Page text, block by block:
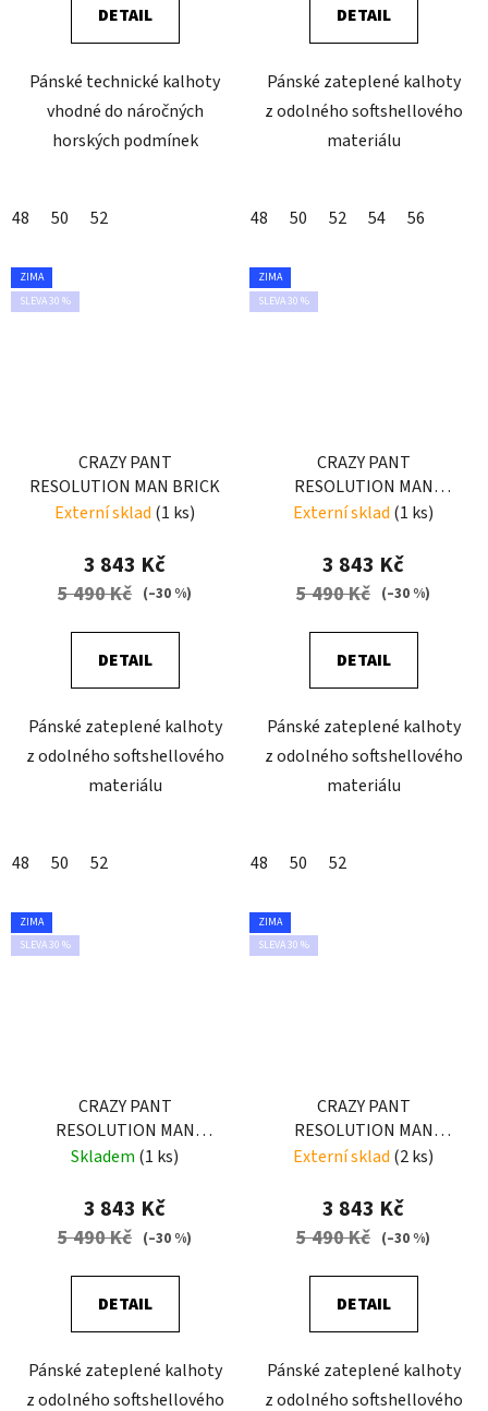
DETAIL
Pánské technické kalhoty
vhodné do náročných
horských podmínek
48 50 52
DETAIL
Pánské zateplené kalhoty
z odolného softshellového
materiálu
48 50 52 54 56
ZIMA
SLEVA 30 %
CRAZY PANT
RESOLUTION MAN BRICK
Externí sklad (1 ks)
3 843 Kč
5 490 Kč (–30 %)
DETAIL
Pánské zateplené kalhoty
z odolného softshellového
materiálu
48 50 52
ZIMA
SLEVA 30 %
CRAZY PANT
RESOLUTION MAN
ENERGY
Externí sklad (1 ks)
3 843 Kč
5 490 Kč (–30 %)
DETAIL
Pánské zateplené kalhoty
z odolného softshellového
materiálu
48 50 52
ZIMA
SLEVA 30 %
CRAZY PANT
RESOLUTION MAN
GALAXY
Skladem (1 ks)
3 843 Kč
5 490 Kč (–30 %)
DETAIL
Pánské zateplené kalhoty
z odolného softshellového
ZIMA
SLEVA 30 %
CRAZY PANT
RESOLUTION MAN
BLACK
Externí sklad (2 ks)
3 843 Kč
5 490 Kč (–30 %)
DETAIL
Pánské zateplené kalhoty
z odolného softshellového